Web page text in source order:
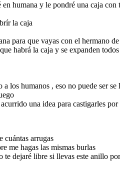
humana y le pondré una caja con
la caja
para que vayas con el hermano de
habrá la caja y se expanden
los humanos , eso no puede ser se
una idea para castigarles por
cuántas arrugas
me hagas las mismas burlas
dejaré libre si llevas este anillo